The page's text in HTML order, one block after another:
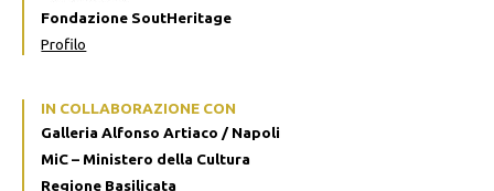
Fondazione SoutHeritage
Profilo
IN COLLABORAZIONE CON
Galleria Alfonso Artiaco / Napoli
MiC – Ministero della Cultura
Regione Basilicata